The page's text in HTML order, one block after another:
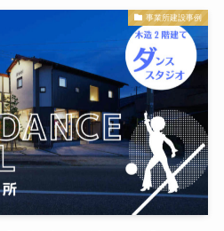
事業所建設事例